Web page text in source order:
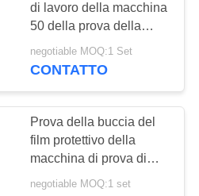
di lavoro della macchina
50 della prova della
buccia del nastro di
adesione dello SpA
negotiable MOQ:1 Set
CONTATTO
Prova della buccia del
film protettivo della
macchina di prova di
trazione di alta
negotiable MOQ:1 set